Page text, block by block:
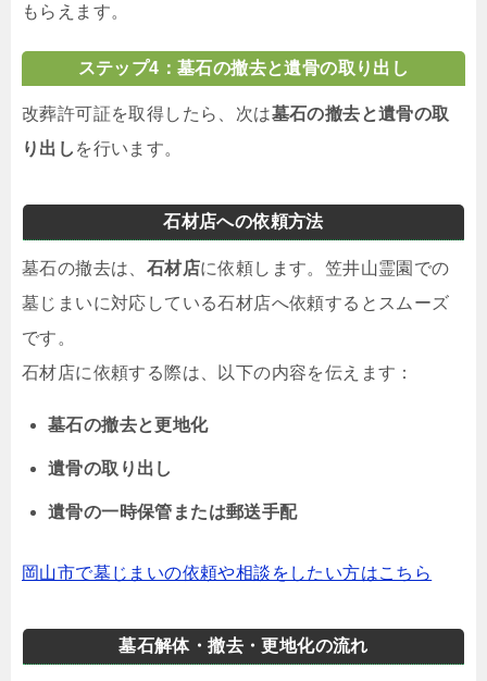
もらえます。
ステップ4：墓石の撤去と遺骨の取り出し
改葬許可証を取得したら、次は墓石の撤去と遺骨の取
り出し を行います。
石材店への依頼方法
墓石の撤去は、 石材店に依頼します。笠井山霊園での
墓じまいに対応している石材店へ依頼するとスムーズ
です。
石材店に依頼する際は、以下の内容を伝えます：
墓石の撤去と更地化
遺骨の取り出し
遺骨の一時保管または郵送手配
岡山市で墓じまいの依頼や相談をしたい方はこちら
墓石解体・撤去・更地化の流れ